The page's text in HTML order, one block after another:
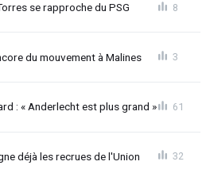
se rapproche du PSG 8
du mouvement à Malines 3
: « Anderlecht est plus grand » 61
déjà les recrues de l'Union 32